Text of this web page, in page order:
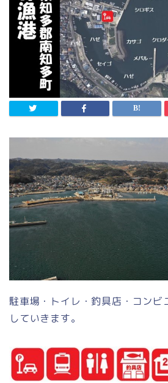
駐車場・トイレ・釣具店・コンビ
していきます。